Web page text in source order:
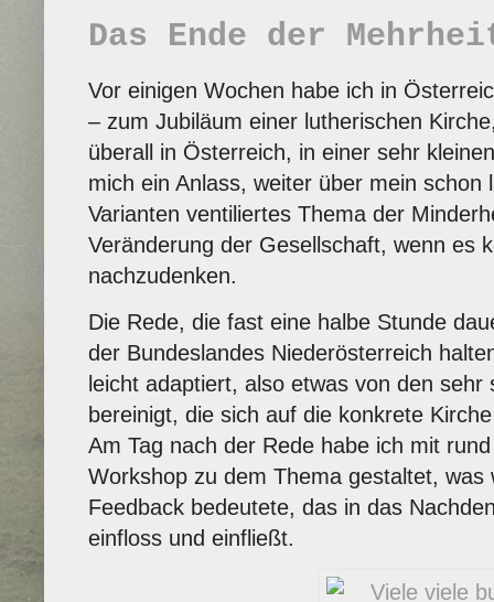
Das Ende der
Vor einigen Wochen habe ich in
– zum Jubiläum einer lutherischen
überall in Österreich, in einer sehr
mich ein Anlass, weiter über mein schon
Varianten ventiliertes Thema der
Veränderung der Gesellschaft, wenn es
nachzudenken.
Die Rede, die fast eine halbe Stunde
der Bundeslandes Niederösterreich
leicht adaptiert, also etwas von den sehr
bereinigt, die sich auf die konkrete
Am Tag nach der Rede habe ich mit
Workshop zu dem Thema gestaltet, was
Feedback bedeutete, das in das
einfloss und einfließt.